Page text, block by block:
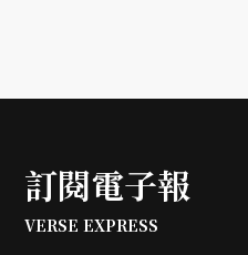
訂閱電子報
VERSE EXPRESS